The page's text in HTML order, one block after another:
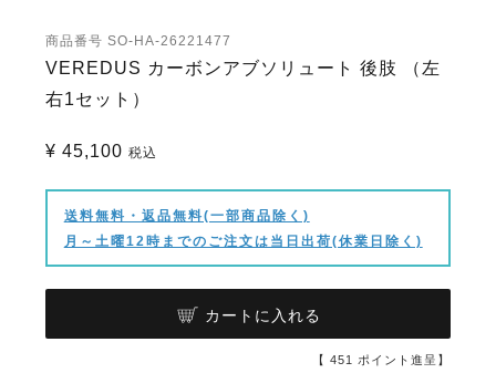
商品番号 SO-HA-26221477
VEREDUS カーボンアブソリュート 後肢 （左
右1セット）
¥ 45,100 税込
送料無料・返品無料(一部商品除く)
月～土曜12時までのご注文は当日出荷(休業日除く)
カートに入れる
【 451 ポイント進呈】